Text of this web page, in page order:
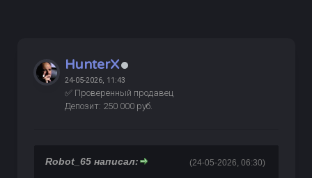
HunterX
24-05-2026, 11:43
✅ Проверенный продавец
Депозит: 250 000 руб.
(24-05-2026, 06:30)
Robot_65 написал: